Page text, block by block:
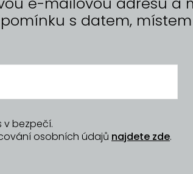
s datem,
v bezpečí.
osobních údajů najdete zde.